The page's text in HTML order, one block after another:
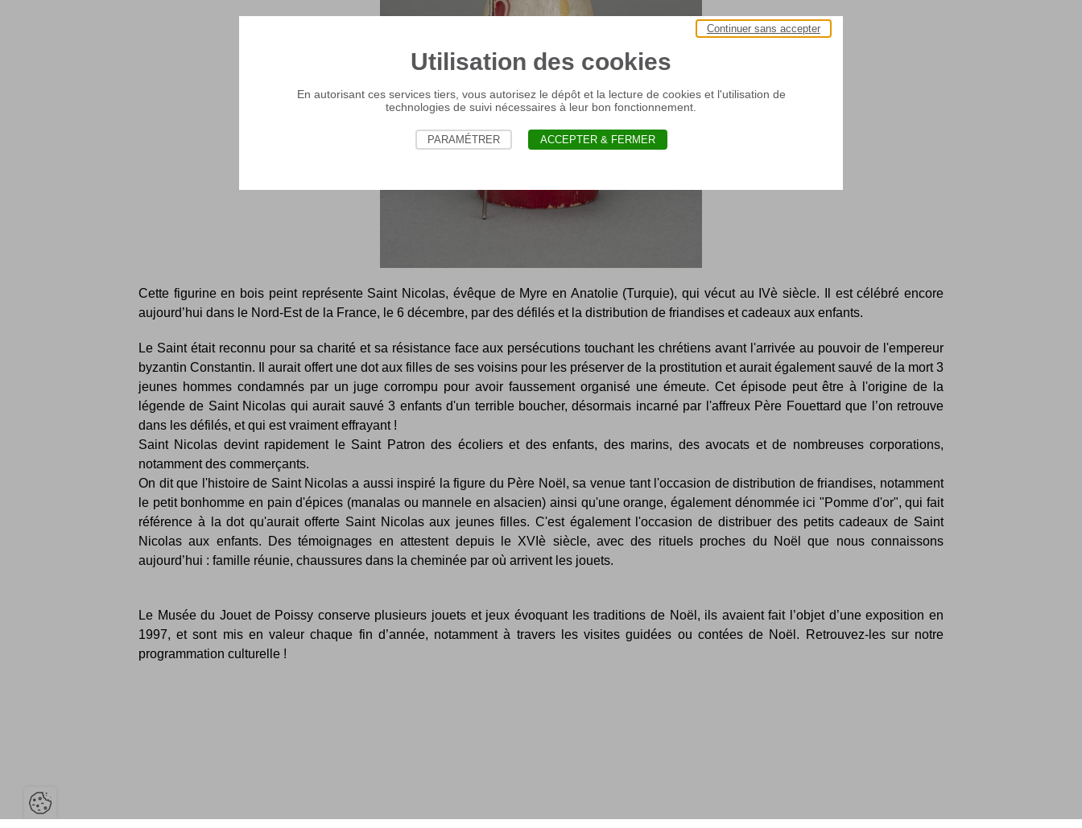
Cette figurine en bois peint représente Saint Nicolas, évêque de Myre en Anatolie (Turquie), qui vécut au IVè siècle. Il est célébré encore
aujourd’hui dans le Nord-Est de la France, le 6 décembre, par des défilés et la distribution de friandises et cadeaux aux enfants.
Le Saint était reconnu pour sa charité et sa résistance face aux persécutions touchant les chrétiens avant l'arrivée au pouvoir de l'empereur
byzantin Constantin. Il aurait offert une dot aux filles de ses voisins pour les préserver de la prostitution et aurait également sauvé de la mort 3
jeunes hommes condamnés par un juge corrompu pour avoir faussement organisé une émeute. Cet épisode peut être à l'origine de la
légende de Saint Nicolas qui aurait sauvé 3 enfants d'un terrible boucher, désormais incarné par l'affreux Père Fouettard que l’on retrouve
dans les défilés, et qui est vraiment effrayant !
Saint Nicolas devint rapidement le Saint Patron des écoliers et des enfants, des marins, des avocats et de nombreuses corporations,
notamment des commerçants.
On dit que l'histoire de Saint Nicolas a aussi inspiré la figure du Père Noël, sa venue tant l'occasion de distribution de friandises, notamment
le petit bonhomme en pain d'épices (manalas ou mannele en alsacien) ainsi qu'une orange, également dénommée ici "Pomme d'or", qui fait
référence à la dot qu'aurait offerte Saint Nicolas aux jeunes filles. C'est également l'occasion de distribuer des petits cadeaux de Saint
Nicolas aux enfants. Des témoignages en attestent depuis le XVIè siècle, avec des rituels proches du Noël que nous connaissons
aujourd’hui : famille réunie, chaussures dans la cheminée par où arrivent les jouets.
Le Musée du Jouet de Poissy conserve plusieurs jouets et jeux évoquant les traditions de Noël, ils avaient fait l’objet d’une exposition en
1997, et sont mis en valeur chaque fin d’année, notamment à travers les visites guidées ou contées de Noël. Retrouvez-les sur notre
programmation culturelle !
Utilisation des cookies
En autorisant ces services tiers, vous autorisez le dépôt et la lecture de cookies et l'utilisation de
technologies de suivi nécessaires à leur bon fonctionnement.
Continuer sans accepter
PARAMÉTRER ACCEPTER & FERMER